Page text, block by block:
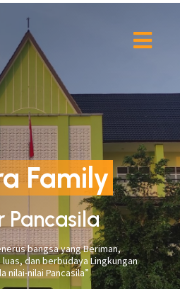
Family
Pancasila
bangsa yang Beriman,
dan berbudaya Lingkungan
nilai-nilai Pancasila”